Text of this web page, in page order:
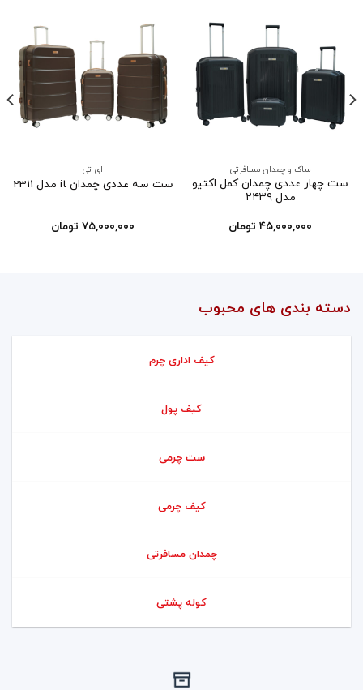
ساک و چمدان مسافرتی
ست چهار عددی چمدان کمل اکتیو
مدل ۲۴۳۹
۴۵,۰۰۰,۰۰۰ تومان
ای تی
ست سه عددی چمدان it مدل 2311
۷۵,۰۰۰,۰۰۰ تومان
دسته بندی های محبوب
کیف اداری چرم
کیف پول
ست چرمی
کیف چرمی
چمدان مسافرتی
کوله پشتی